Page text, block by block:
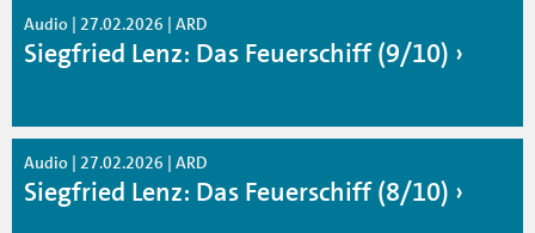
Audio | 27.02.2026 | ARD
Siegfried Lenz: Das Feuerschiff (9/10)
Audio | 27.02.2026 | ARD
Siegfried Lenz: Das Feuerschiff (8/10)